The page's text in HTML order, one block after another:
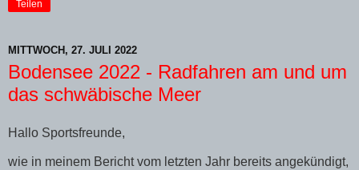
Teilen
MITTWOCH, 27. JULI 2022
Bodensee 2022 - Radfahren am und um
das schwäbische Meer
Hallo Sportsfreunde,
wie in meinem Bericht vom letzten Jahr bereits angekündigt,